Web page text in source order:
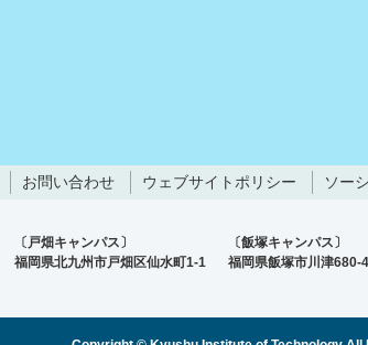
お問い合わせ ウェブサイトポリシー ソー
〔戸畑キャンパス〕
福岡県北九州市戸畑区仙水町1-1
〔飯塚キャンパス〕
福岡県飯塚市川津680-4